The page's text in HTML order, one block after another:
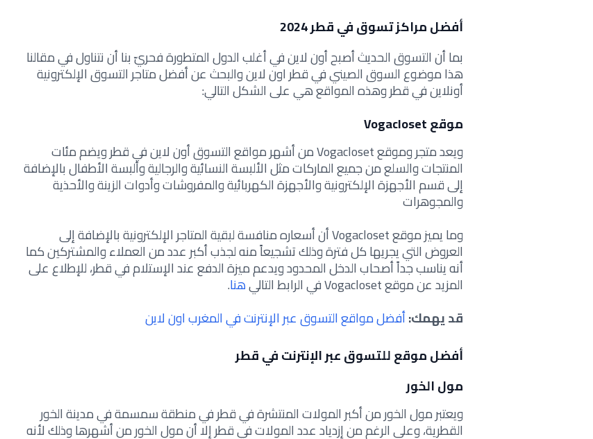
أفضل مراكز تسوق في قطر 2024
بما أن التسوق الحديث أصبح أون لاين في أغلب الدول المتطورة فحريّ بنا أن نتناول في مقالنا
هذا موضوع السوق الصيني في قطر اون لاين والبحث عن أفضل متاجر التسوق الإلكترونية
أونلاين في قطر وهذه المواقع هي على الشكل التالي:
موقع Vogacloset
ويعد متجر وموقع Vogacloset من أشهر مواقع التسوق أون لاين في قطر ويضم مئات
المنتجات والسلع من جميع الماركات مثل الألبسة النسائية والرجالية وألبسة الأطفال بالإضافة
إلى قسم الأجهزة الإلكترونية والأجهزة الكهربائية والمفروشات وأدوات الزينة والأحذية
والمجوهرات
وما يميز موقع Vogacloset أن أسعاره منافسة لبقية المتاجر الإلكترونية بالإضافة إلى
العروض التي يجريها كل فترة وذلك تشجيعاً منه لجذب أكبر عدد من العملاء والمشتركين كما
أنه يناسب جداً أصحاب الدخل المحدود ويدعم ميزة الدفع عند الإستلام في قطر، للإطلاع على
المزيد عن موقع Vogacloset في الرابط التالي هنا.
قد يهمك:أفضل مواقع التسوق عبر الإنترنت في المغرب اون لاين
أفضل موقع للتسوق عبر الإنترنت في قطر
مول الخور
ويعتبر مول الخور من أكبر المولات المنتشرة في قطر في منطقة سمسمة في مدينة الخور
القطرية، وعلى الرغم من إزدياد عدد المولات في قطر إلا أن مول الخور من أشهرها وذلك لأنه